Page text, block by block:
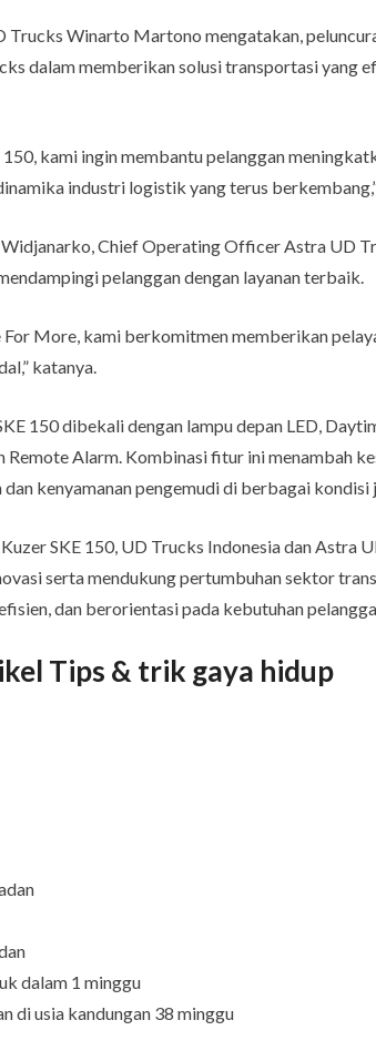
Trucks Winarto Martono mengatakan,
dalam memberikan solusi transportasi yang
kami ingin membantu pelanggan
industri logistik yang terus
Chief Operating Officer Astra UD
pelanggan dengan layanan terbaik.
For More, kami berkomitmen memberikan
katanya.
150 dibekali dengan lampu depan LED,
Remote Alarm. Kombinasi fitur ini menambah
kenyamanan pengemudi di berbagai kondisi
SKE 150, UD Trucks Indonesia dan Astra
serta mendukung pertumbuhan sektor
dan berorientasi pada kebutuhan
Tips & trik gaya hidup
dalam 1 minggu
di usia kandungan 38 minggu